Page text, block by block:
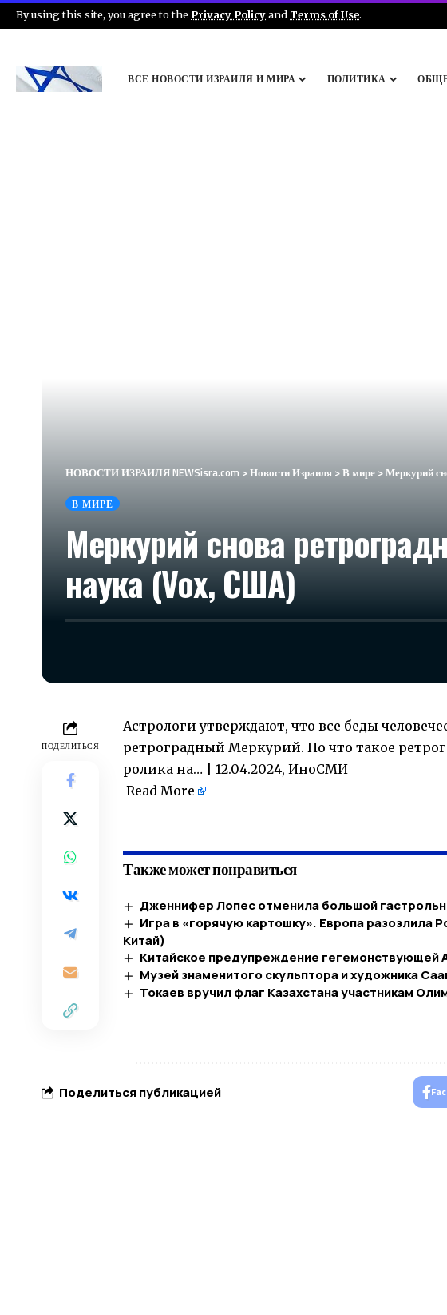
By using this site, you agree to the Privacy Policyand Terms of Use.
ВСЕ НОВОСТИ ИЗРАИЛЯ И МИРА ПОЛИТИКА
НОВОСТИ ИЗРАИЛЯ NEWSisra.com >Новости Израиля >В мире >Меркурий
В МИРЕ
Меркурий снова
наука (Vox, США)
ПОДЕЛИТЬСЯ
Астрологи утверждают, что все беды
ретроградный Меркурий. Но что такое
ролика на… | 12.04.2024, ИноСМИ
Read More
Также может понравиться
Дженнифер Лопес отменила большой
Игра в «горячую картошку». Европа разозлила
Китай)
Китайское предупреждение гегемонствующей
Музей знаменитого скульптора и художника
Токаев вручил флаг Казахстана участникам
Поделиться публикацией